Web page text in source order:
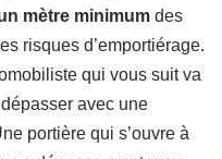
mètre minimum des
risques d’emportiérage.
qui vous suit va
avec une
portière qui s’ouvre à